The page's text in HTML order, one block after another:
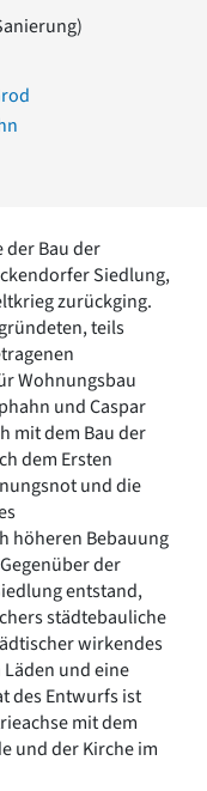
der Bau der
Siedlung,
zurückging.
teils
Wohnungsbau
und Caspar
mit dem Bau der
dem Ersten
und die
höheren Bebauung
der
entstand,
städtebauliche
wirkendes
und eine
des Entwurfs ist
mit dem
und der Kirche im